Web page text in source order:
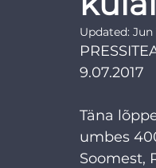
Updated: Jun
9.07.2017
Täna
umbes
Soomest,